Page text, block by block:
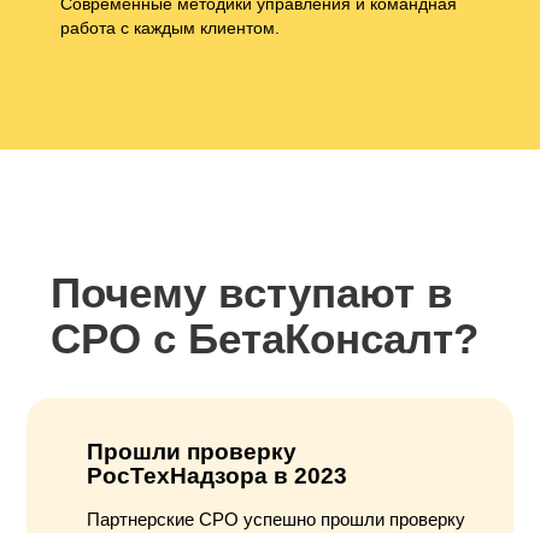
Современные методики управления и командная
работа с каждым клиентом.
Почему вступают в
СРО с БетаКонсалт?
Прошли проверку
РосТехНадзора в 2023
Партнерcкие СРО успешно прошли проверку